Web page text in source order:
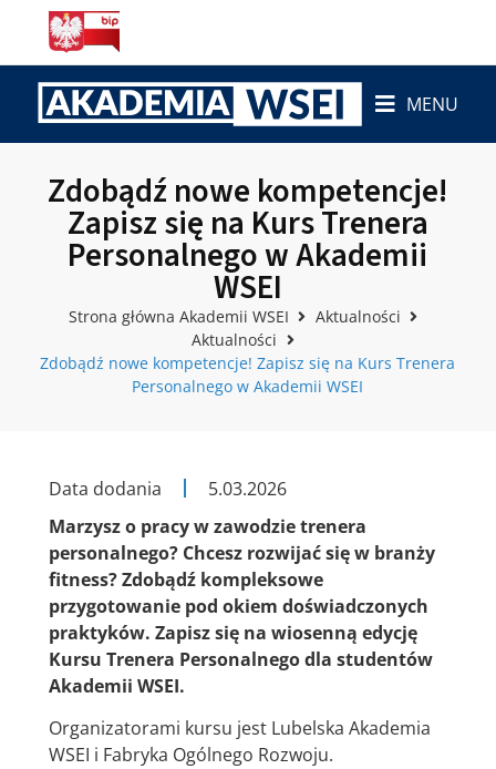
MENU
Zdobądź nowe kompetencje!
Zapisz się na Kurs Trenera
Personalnego w Akademii
WSEI
Strona główna Akademii WSEI
Aktualności
Aktualności
Zdobądź nowe kompetencje! Zapisz się na Kurs Trenera
Personalnego w Akademii WSEI
Data dodania
5.03.2026
Marzysz o pracy w zawodzie trenera
personalnego? Chcesz rozwijać się w branży
fitness? Zdobądź kompleksowe
przygotowanie pod okiem doświadczonych
praktyków. Zapisz się na wiosenną edycję
Kursu Trenera Personalnego dla studentów
Akademii WSEI.
Organizatorami kursu jest Lubelska Akademia
WSEI i Fabryka Ogólnego Rozwoju.